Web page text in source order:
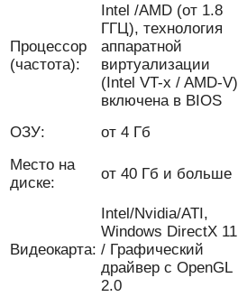
Процессор
(частота):
Intel /AMD (от 1.8
ГГЦ), технология
аппаратной
виртуализации
(Intel VT-x / AMD-V)
включена в BIOS
ОЗУ:
от 4 Гб
Место на
диске:
от 40 Гб и больше
Видеокарта:
Intel/Nvidia/ATI,
Windows DirectX 11
/ Графический
драйвер с OpenGL
2.0